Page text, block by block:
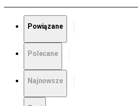
Powiązane
Polecane
Najnowsze